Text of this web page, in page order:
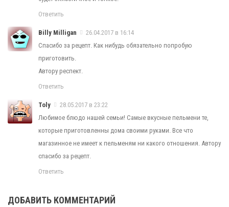
Ответить
Billy Milligan
26.04.2017 в 16:14
Спасибо за рецепт. Как нибудь обязательно попробую
приготовить.
Автору респект.
Ответить
Toly
28.05.2017 в 23:22
Любимое блюдо нашей семьи! Самые вкусные пельмени те,
которые приготовленны дома своими руками. Все что
магазинное не имеет к пельменям ни какого отношения. Автору
спасибо за рецепт.
Ответить
ДОБАВИТЬ КОММЕНТАРИЙ